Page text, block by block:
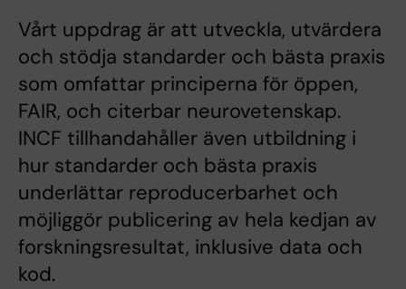
Vårt uppdrag är att utveckla, utvärdera
och stödja standarder och bästa praxis
som omfattar principerna för öppen,
FAIR, och citerbar neurovetenskap.
INCF tillhandahåller även utbildning i
hur standarder och bästa praxis
underlättar reproducerbarhet och
möjliggör publicering av hela kedjan av
forskningsresultat, inklusive data och
kod.